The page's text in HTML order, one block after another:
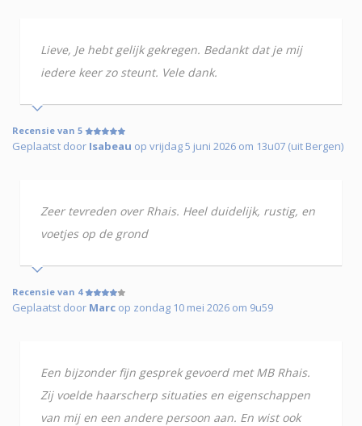
Lieve, Je hebt gelijk gekregen. Bedankt dat je mij
iedere keer zo steunt. Vele dank.
Recensie van 5
Geplaatst door Isabeau op vrijdag 5 juni 2026 om 13u07 (uit Bergen)
Zeer tevreden over Rhais. Heel duidelijk, rustig, en
voetjes op de grond
Recensie van 4
Geplaatst door Marc op zondag 10 mei 2026 om 9u59
Een bijzonder fijn gesprek gevoerd met MB Rhais.
Zij voelde haarscherp situaties en eigenschappen
van mij en een andere persoon aan. En wist ook